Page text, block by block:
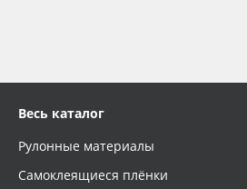
Весь каталог
Рулонные материалы
Самоклеящиеся плёнки